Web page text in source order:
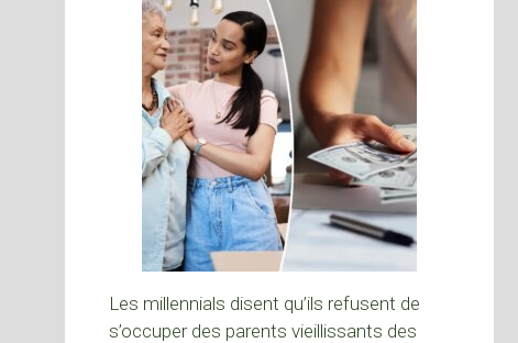
Les millennials disent qu’ils refusent de
s’occuper des parents vieillissants des